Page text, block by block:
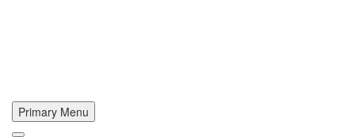
Primary Menu